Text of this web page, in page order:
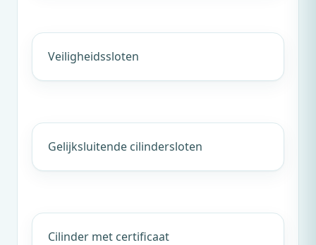
Veiligheidssloten
Gelijksluitende cilindersloten
Cilinder met certificaat